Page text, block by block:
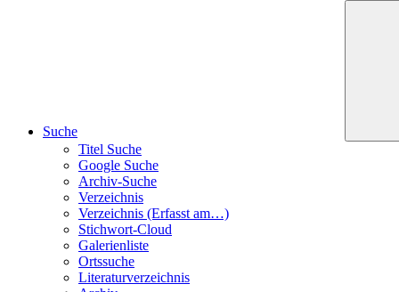
Suche
Titel Suche
Google Suche
Archiv-Suche
Verzeichnis
Verzeichnis (Erfasst am…)
Stichwort-Cloud
Galerienliste
Ortssuche
Literaturverzeichnis